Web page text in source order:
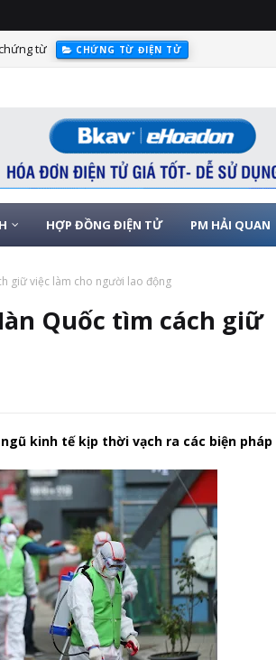
từ CHỨNG TỪ ĐIỆN TỬ
HỢP ĐỒNG ĐIỆN TỬ PM HẢI QUAN
giữ việc làm cho người lao động
Quốc tìm cách giữ
kinh tế kịp thời vạch ra các biện pháp